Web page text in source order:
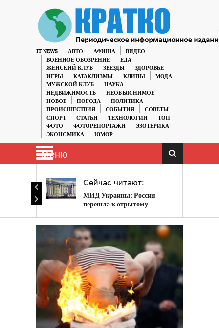
IT NEWS АВТО АФИША
ВИДЕО
ВОЕННОЕ ОБОЗРЕНИЕ
ЕДА
ЖЕНСКИЙ КЛУБ
ЗВЕЗДЫ
ЗДОРОВЬЕ
ИГРЫ
КАТАКЛИЗМЫ КЛИПЫ
МОДА
МУЖСКОЙ КЛУБ
НАУКА
НЕДВИЖИМОСТЬ
НЕОБЪЯСНИМОЕ
НОВОЕ
ПОГОДА
ПОЛИТИКА
ПРОИСШЕСТВИЯ
СОБЫТИЯ
СОВЕТЫ
СПОРТ
СТАТЬИ ТЕХНОЛОГИИ
ТОП
ФОТО
ФОТОРЕПОРТАЖИ
ЭЗОТЕРИКА
ЭКОНОМИКА
ЮМОР
Меню
Сейчас читают:
МИД Украины: Россия
перешла к отрытому